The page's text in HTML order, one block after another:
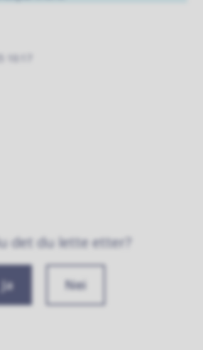
10:17
det du lette etter?
Ja Nei